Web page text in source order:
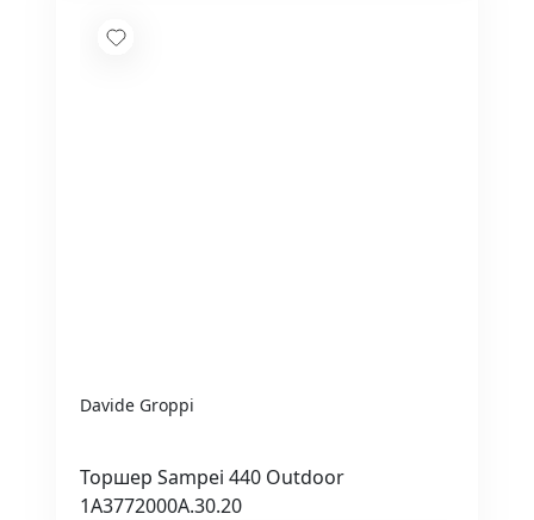
Davide Groppi
Торшер Sampei 440 Outdoor
1A3772000A.30.20